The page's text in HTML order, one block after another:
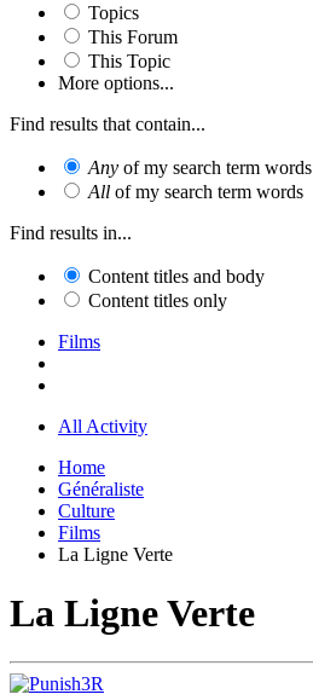
Topics
This Forum
This Topic
More options...
Find results that contain...
Any of my search term words
All of my search term words
Find results in...
Content titles and body
Content titles only
Films
All Activity
Home
Généraliste
Culture
Films
La Ligne Verte
La Ligne Verte